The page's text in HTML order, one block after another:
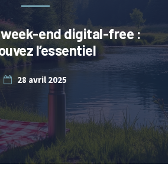
end digital-free :
l’essentiel
28 avril 2025